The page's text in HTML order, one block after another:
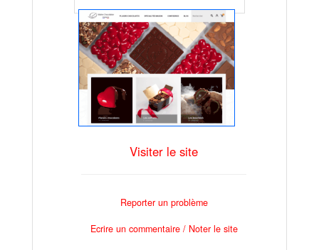
Visiter le site
Reporter un problème
Ecrire un commentaire / Noter le site